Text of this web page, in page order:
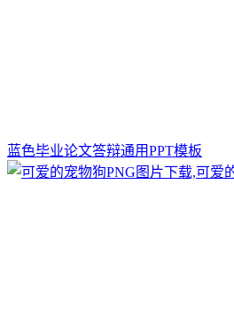
蓝色毕业论文答辩通用PPT模板